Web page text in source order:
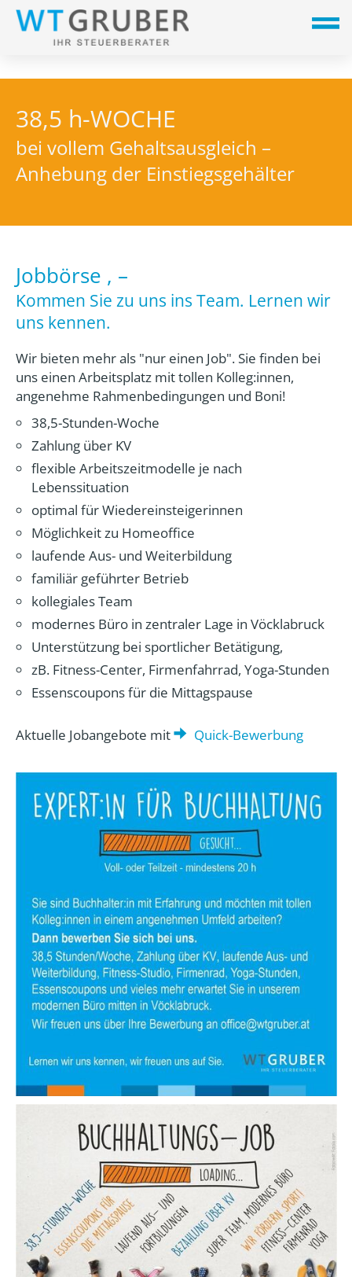
38,5 h-WOCHE
bei vollem Gehaltsausgleich –
Anhebung der Einstiegsgehälter
Jobbörse , –
Kommen Sie zu uns ins Team. Lernen wir
uns kennen.
Wir bieten mehr als "nur einen Job". Sie finden bei
uns einen Arbeitsplatz mit tollen Kolleg:innen,
angenehme Rahmenbedingungen und Boni!
38,5-Stunden-Woche
Zahlung über KV
flexible Arbeitszeitmodelle je nach
Lebenssituation
optimal für Wiedereinsteigerinnen
Möglichkeit zu Homeoffice
laufende Aus- und Weiterbildung
familiär geführter Betrieb
kollegiales Team
modernes Büro in zentraler Lage in Vöcklabruck
Unterstützung bei sportlicher Betätigung,
zB. Fitness-Center, Firmenfahrrad, Yoga-Stunden
Essenscoupons für die Mittagspause
Aktuelle Jobangebote mit Quick-Bewerbung